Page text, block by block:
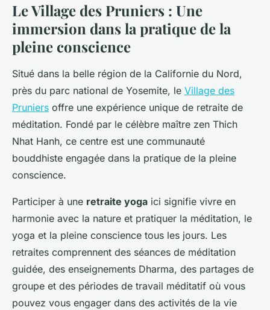
Le Village des Pruniers : Une
immersion dans la pratique de la
pleine conscience
Situé dans la belle région de la Californie du Nord,
près du parc national de Yosemite, le Village des
Pruniers offre une expérience unique de retraite de
méditation. Fondé par le célèbre maître zen Thich
Nhat Hanh, ce centre est une communauté
bouddhiste engagée dans la pratique de la pleine
conscience.
Participer à une retraite yoga ici signifie vivre en
harmonie avec la nature et pratiquer la méditation, le
yoga et la pleine conscience tous les jours. Les
retraites comprennent des séances de méditation
guidée, des enseignements Dharma, des partages de
groupe et des périodes de travail méditatif où vous
pouvez vous engager dans des activités de la vie